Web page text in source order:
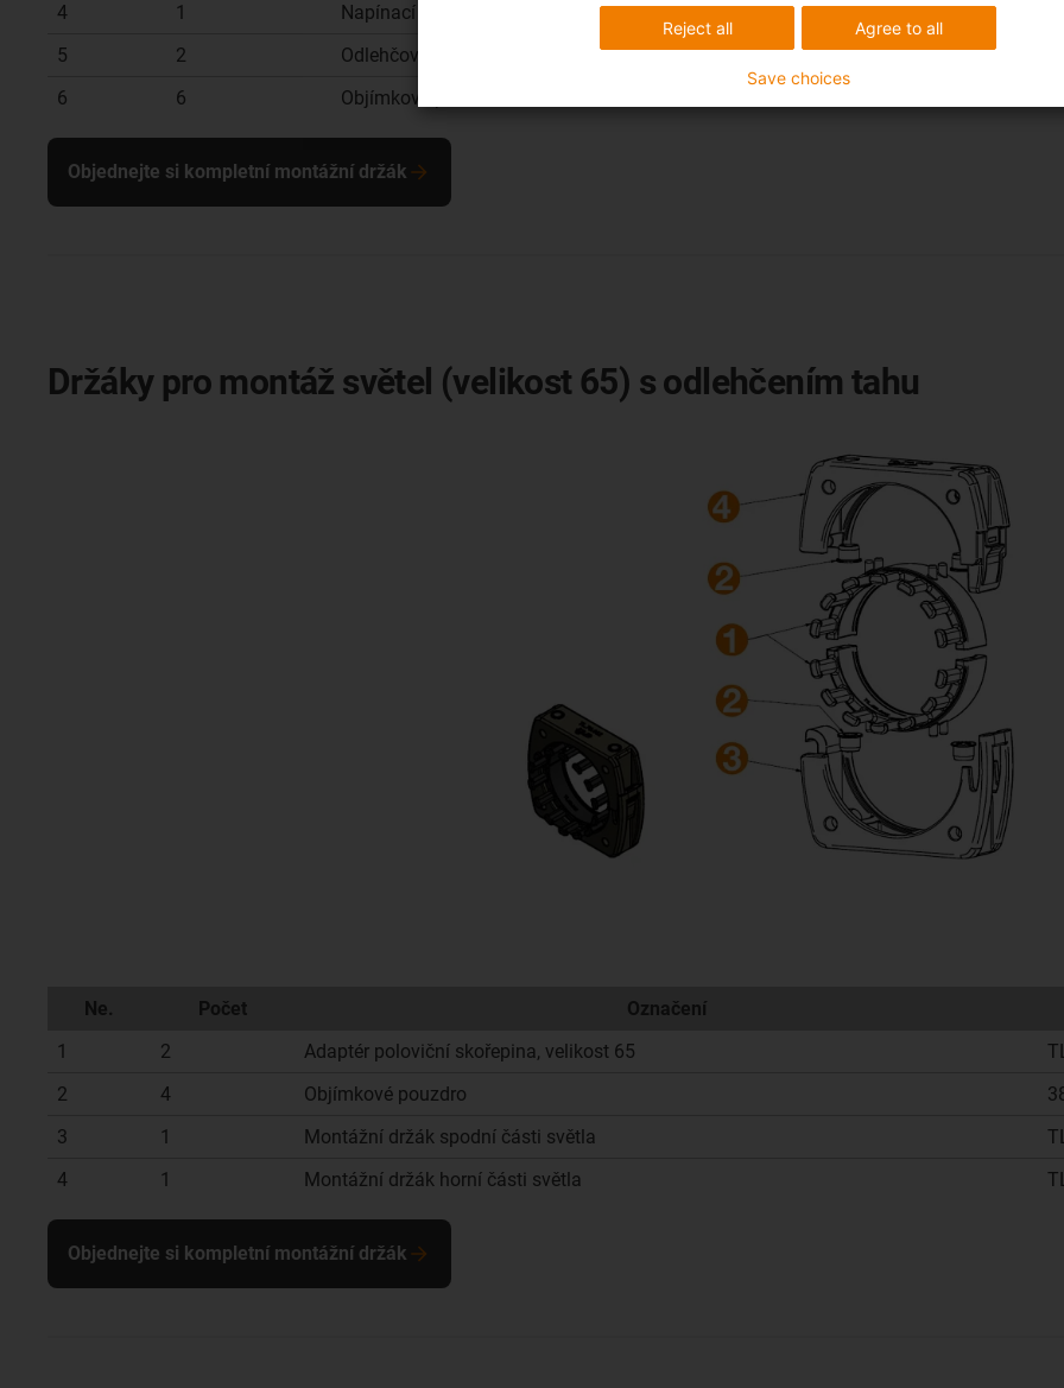
4
1 Napínací páka
TR.XX.004
5
2 Odlehčovací kroužek
TR.XX.005
6
6 Objímkové pouzdro
Objednejte si kompletní montážní držák
Držáky pro montáž světel (velikost 65) s odlehčením tahu
Ne. Počet Označení
1
2 Adaptér poloviční skořepina, velikost 65
2
4 Objímkové pouzdro
3
1 Montážní držák spodní části světla
4
1 Montážní držák horní části světla
Objednejte si kompletní montážní držák
Agree to all
Reject all
Save choices